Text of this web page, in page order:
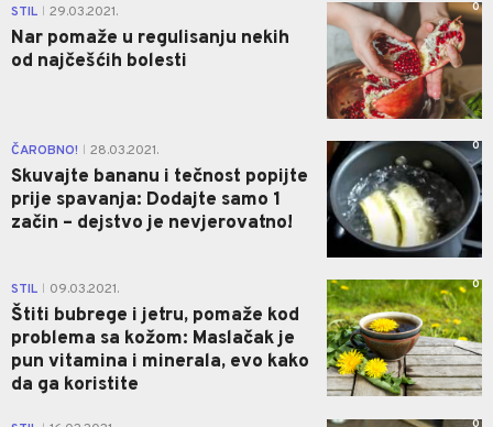
STIL 29.03.2021.
Nar pomaže u regulisanju nekih
od najčešćih bolesti
0
ČAROBNO! 28.03.2021.
Skuvajte bananu i tečnost popijte
prije spavanja: Dodajte samo 1
začin – dejstvo je nevjerovatno!
0
STIL 09.03.2021.
Štiti bubrege i jetru, pomaže kod
problema sa kožom: Maslačak je
pun vitamina i minerala, evo kako
da ga koristite
0
0